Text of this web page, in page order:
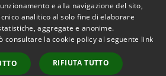
Copyright © 2026 • Comune di
Lorenzago di Cadore • Powered
byMunicipium
Accesso
e alla navigazione del sito,
analitico al solo fine di elaborare
aggregate e anonime.
consultare la cookie policy al seguente link
RIFIUTA TUTTO